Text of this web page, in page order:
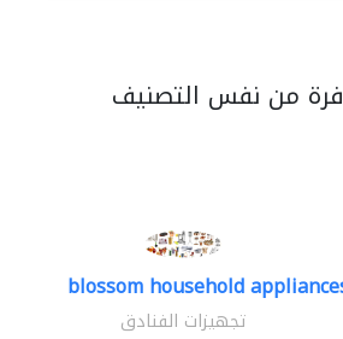
من نفس التصنيف
blossom household
تجهيزات الفنادق